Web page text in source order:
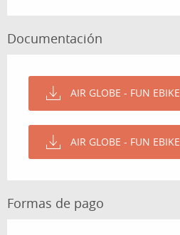
Documentación
AIR GLOBE - FUN EBIKE
AIR GLOBE - FUN EBIKE
Formas de pago